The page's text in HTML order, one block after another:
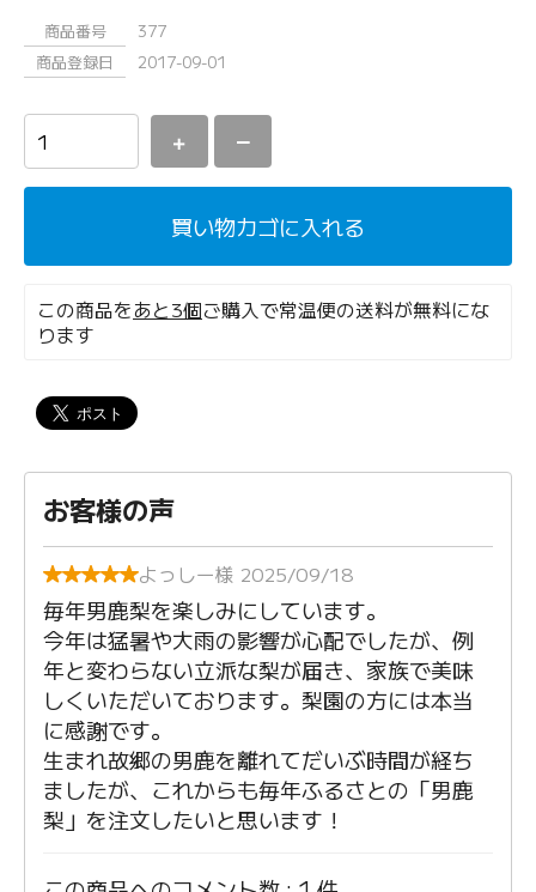
商品番号
377
商品登録日
2017-09-01
＋ －
買い物カゴに入れる
この商品をあと3個ご購入で常温便の送料が無料にな
ります
お客様の声
よっしー様 2025/09/18
毎年男鹿梨を楽しみにしています。
今年は猛暑や大雨の影響が心配でしたが、例
年と変わらない立派な梨が届き、家族で美味
しくいただいております。梨園の方には本当
に感謝です。
生まれ故郷の男鹿を離れてだいぶ時間が経ち
ましたが、これからも毎年ふるさとの「男鹿
梨」を注文したいと思います！